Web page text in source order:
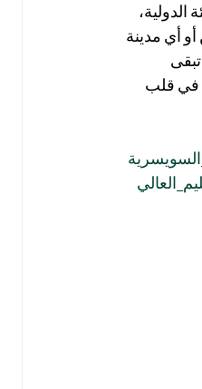
الدولية،
أي مدينة
في قلب